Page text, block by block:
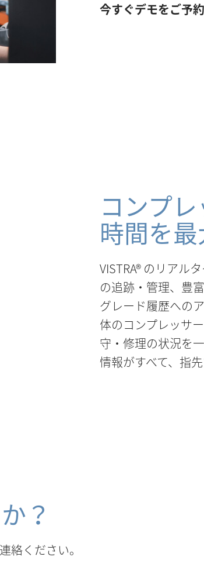
今すぐデモをご予
コンプ
時間を
VISTRA® のリアル
の追跡・管理、豊
グレード履歴への
体のコンプレッサ
守・修理の状況を
情報がすべて、指
？
絡ください。